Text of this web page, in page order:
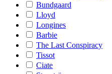
Bundgaard
Lloyd
Longines
Barbie
The Last Conspiracy
Tissot
Ciate